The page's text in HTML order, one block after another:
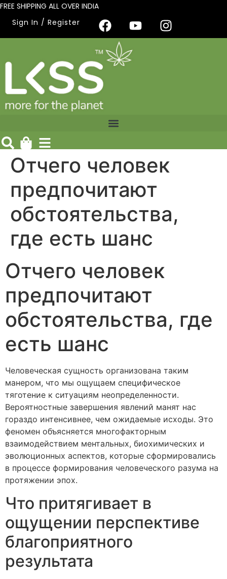
FREE SHIPPING ALL OVER INDIA
Sign In / Register
Отчего человек
предпочитают
обстоятельства,
где есть шанс
Отчего человек
предпочитают
обстоятельства, где
есть шанс
Человеческая сущность организована таким
манером, что мы ощущаем специфическое
тяготение к ситуациям неопределенности.
Вероятностные завершения явлений манят нас
гораздо интенсивнее, чем ожидаемые исходы. Это
феномен объясняется многофакторным
взаимодействием ментальных, биохимических и
эволюционных аспектов, которые сформировались
в процессе формирования человеческого разума на
протяжении эпох.
Что притягивает в
ощущении перспективе
благоприятного
результата